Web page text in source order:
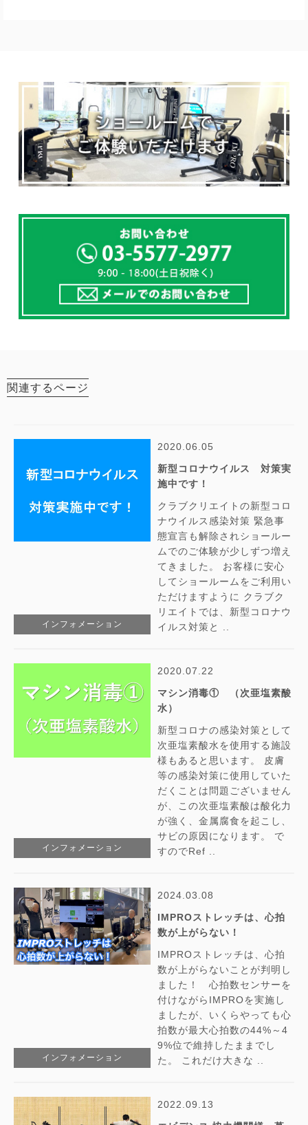
関連するページ
インフォメーション
2020.06.05
新型コロナウイルス 対策実
施中です！
クラブクリエイトの新型コロ
ナウイルス感染対策 緊急事
態宣言も解除されショールー
ムでのご体験が少しずつ増え
てきました。 お客様に安心
してショールームをご利用い
ただけますように クラブク
リエイトでは、新型コロナウ
イルス対策と ..
インフォメーション
2020.07.22
マシン消毒① （次亜塩素酸
水）
新型コロナの感染対策として
次亜塩素酸水を使用する施設
様もあると思います。 皮膚
等の感染対策に使用していた
だくことは問題ございません
が、この次亜塩素酸は酸化力
が強く、金属腐食を起こし、
サビの原因になります。 で
すのでRef ..
インフォメーション
2024.03.08
IMPROストレッチは、心拍
数が上がらない！
IMPROストレッチは、心拍
数が上がらないことが判明し
ました！ 心拍数センサーを
付けながらIMPROを実施し
ましたが、いくらやっても心
拍数が最大心拍数の44%～4
9%位で維持したままでし
た。 これだけ大きな ..
2022.09.13